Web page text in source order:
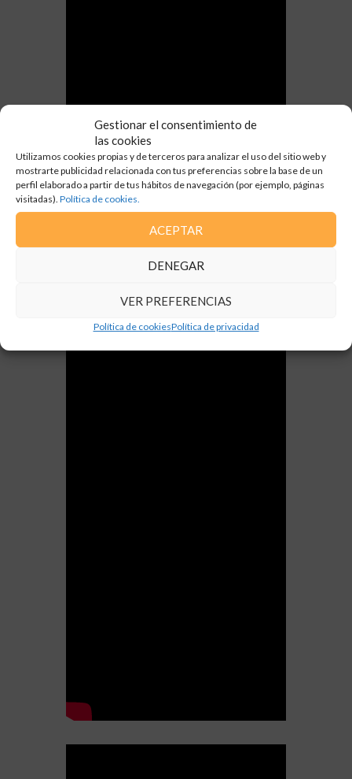
Gestionar el consentimiento de
las cookies
Utilizamos cookies propias y de terceros para analizar el uso del sitio web y
mostrarte publicidad relacionada con tus preferencias sobre la base de un
perfil elaborado a partir de tus hábitos de navegación (por ejemplo, páginas
visitadas). Política de cookies.
ACEPTAR
DENEGAR
VER PREFERENCIAS
Política de cookiesPolítica de privacidad